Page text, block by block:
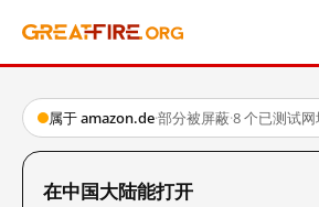
属于 amazon.de·部分被屏蔽·8 个已测试网
在中国大陆能打开